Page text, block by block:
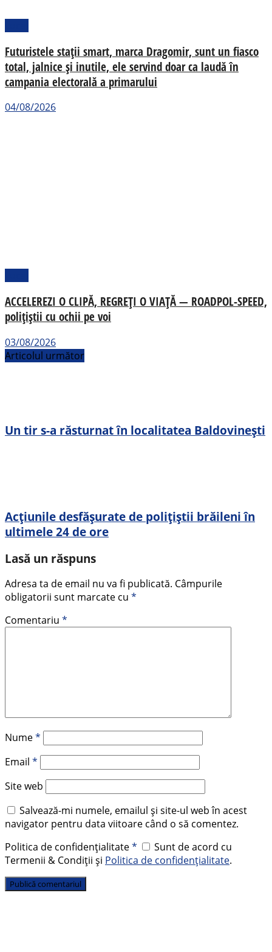
Futuristele stații smart, marca Dragomir, sunt un fiasco
total, jalnice și inutile, ele servind doar ca laudă în
campania electorală a primarului
04/08/2026
ACCELEREZI O CLIPĂ, REGREȚI O VIAȚĂ — ROADPOL-SPEED,
polițiștii cu ochii pe voi
03/08/2026
Articolul următor
Un tir s-a răsturnat în localitatea Baldovinești
Acțiunile desfășurate de polițiștii brăileni în
ultimele 24 de ore
Lasă un răspuns
Adresa ta de email nu va fi publicată. Câmpurile
obligatorii sunt marcate cu *
Comentariu *
Nume*
Email *
Site web
Salvează-mi numele, emailul și site-ul web în acest
navigator pentru data viitoare când o să comentez.
Politica de confidențialitate*
Sunt de acord cu
Termenii & Condiții și Politica de confidențialitate.